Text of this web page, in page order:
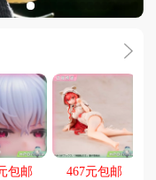
太阳
包邮 467元包邮